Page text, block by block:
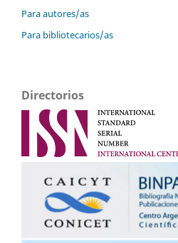
Para autores/as
Para bibliotecarios/as
Directorios